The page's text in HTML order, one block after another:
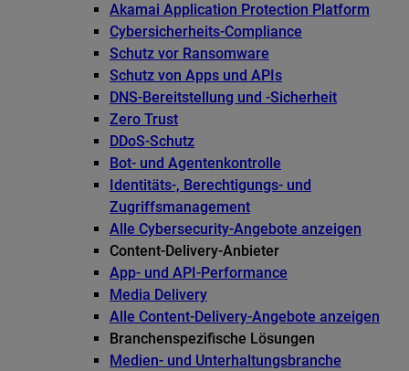
Akamai Application Protection Platform
Cybersicherheits-Compliance
Schutz vor Ransomware
Schutz von Apps und APIs
DNS-Bereitstellung und -Sicherheit
Zero Trust
DDoS-Schutz
Bot- und Agentenkontrolle
Identitäts-, Berechtigungs- und
Zugriffsmanagement
Alle Cybersecurity-Angebote anzeigen
Content-Delivery-Anbieter
App- und API-Performance
Media Delivery
Alle Content-Delivery-Angebote anzeigen
Branchenspezifische Lösungen
Medien- und Unterhaltungsbranche